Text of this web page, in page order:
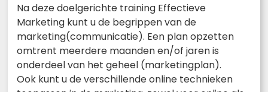
Na deze doelgerichte training Effectieve
Marketing kunt u de begrippen van de
marketing(communicatie). Een plan opzetten
omtrent meerdere maanden en/of jaren is
onderdeel van het geheel (marketingplan).
Ook kunt u de verschillende online technieken